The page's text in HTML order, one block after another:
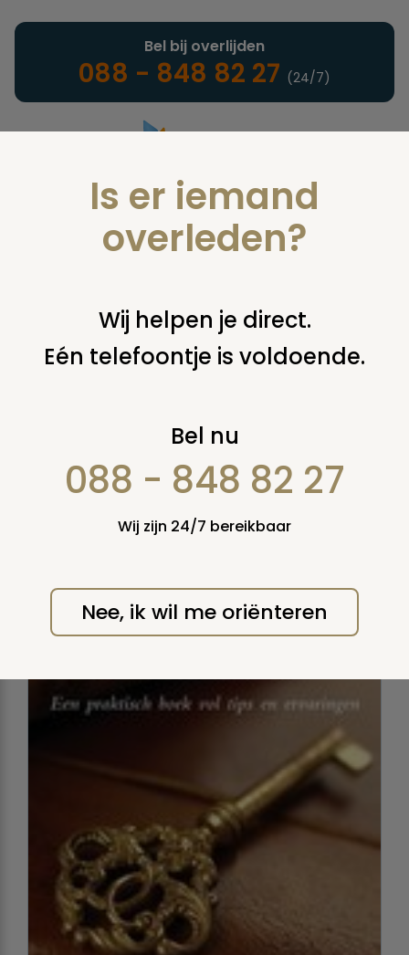
Landelijke uitvaartonderneming
Bel bij overlijden
088 - 848 82 27 (24/7)
U bent hier: home infotheek boeken praktisch hoe overleef
Hoe overleef ik de
erfenis
A.W. Bruna LeV. | 154
pagina's | April 2007
Is er iemand
overleden?
Wij helpen je direct.
Eén telefoontje is voldoende.
Bel nu
088 - 848 82 27
Wij zijn 24/7 bereikbaar
Nee, ik wil me oriënteren